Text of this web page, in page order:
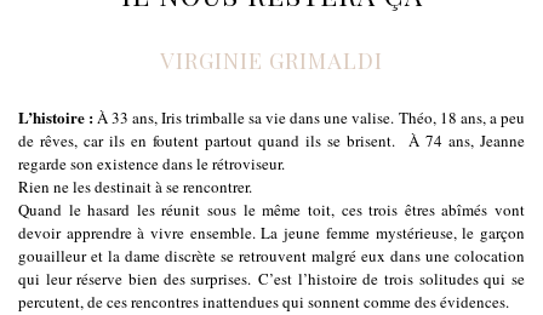
VIRGINIE GRIMALDI
L’histoire :À 33 ans, Iris trimballe sa vie dans une valise. Théo, 18 ans, a peu
de rêves, car ils en foutent partout quand ils se brisent. À 74 ans, Jeanne
regarde son existence dans le rétroviseur.
Rien ne les destinait à se rencontrer.
Quand le hasard les réunit sous le même toit, ces trois êtres abîmés vont
devoir apprendre à vivre ensemble. La jeune femme mystérieuse, le garçon
gouailleur et la dame discrète se retrouvent malgré eux dans une colocation
qui leur réserve bien des surprises. C’est l’histoire de trois solitudes qui se
percutent, de ces rencontres inattendues qui sonnent comme des évidences.